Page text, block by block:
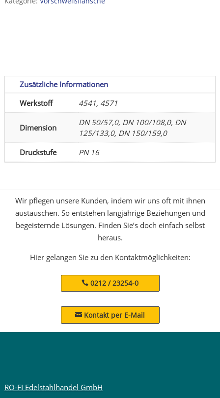
Zusätzliche Informationen
Werkstoff
4541, 4571
Dimension
DN 50/57,0, DN 100/108,0, DN
125/133,0, DN 150/159,0
Druckstufe
PN 16
Wir pflegen unsere Kunden, indem wir uns oft mit ihnen
austauschen. So entstehen langjährige Beziehungen und
begeisternde Lösungen. Finden Sie’s doch einfach selbst
heraus.
Hier gelangen Sie zu den Kontaktmöglichkeiten:
0212 / 23254-0
 Kontakt per E-Mail
RO-FI Edelstahlhandel GmbH